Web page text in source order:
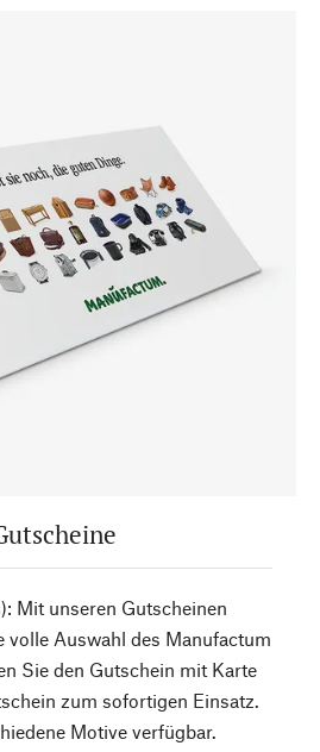
Mit unseren Gutscheinen
volle Auswahl des Manufactum
Sie den Gutschein mit Karte
zum sofortigen Einsatz.
Motive verfügbar.